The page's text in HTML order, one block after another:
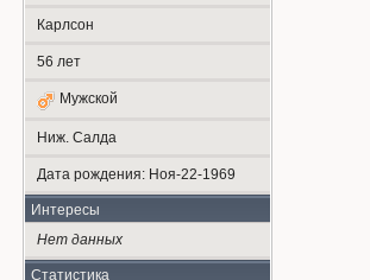
Карлсон
56 лет
Мужской
Ниж. Салда
Дата рождения: Ноя-22-1969
Интересы
Нет данных
Статистика